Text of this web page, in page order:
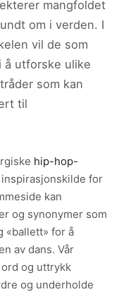
mangfoldet
om i verden. I
vil de som
å utforske ulike
som kan
til
hip-hop-
for
kan
og synonymer som
«ballett» for å
av dans. Vår
og uttrykk
og underholde